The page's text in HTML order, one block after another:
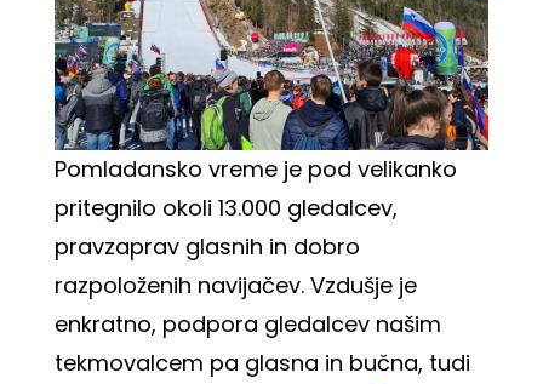
Pomladansko vreme je pod velikanko
pritegnilo okoli 13.000 gledalcev,
pravzaprav glasnih in dobro
razpoloženih navijačev. Vzdušje je
enkratno, podpora gledalcev našim
tekmovalcem pa glasna in bučna, tudi